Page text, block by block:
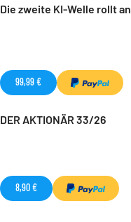
Die zweite KI-Welle rollt an
99,99 €
DER AKTIONÄR 33/26
8,90 €